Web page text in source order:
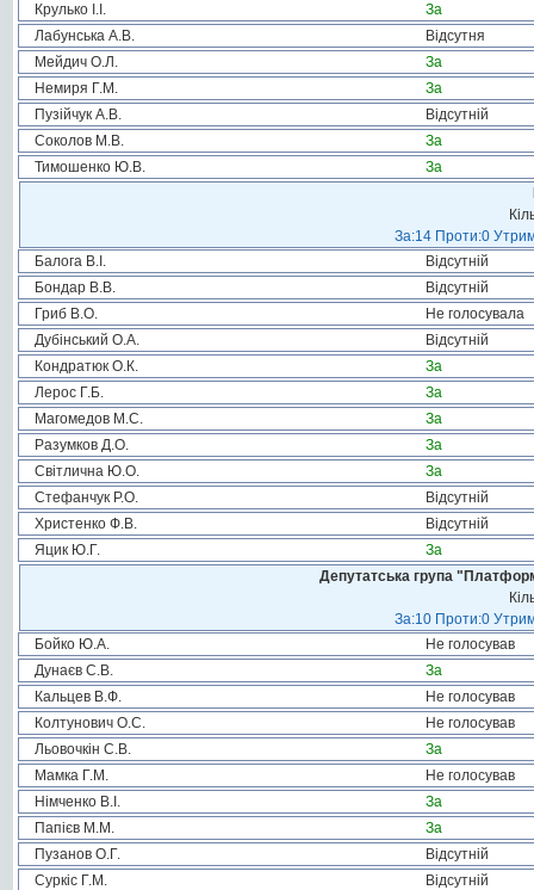
Крулько І.І.
За
Лабунська А.В.
Відсутня
Мейдич О.Л.
За
Немиря Г.М.
За
Пузійчук А.В.
Відсутній
Соколов М.В.
За
Тимошенко Ю.В.
За
За:14 Проти:0
Балога В.І.
Відсутній
Бондар В.В.
Відсутній
Гриб В.О.
Не голосувала
Дубінський О.А.
Відсутній
Кондратюк О.К.
За
Лерос Г.Б.
За
Магомедов М.С.
За
Разумков Д.О.
За
Світлична Ю.О.
За
Стефанчук Р.О.
Відсутній
Христенко Ф.В.
Відсутній
Яцик Ю.Г.
За
Депутатська група
За:10 Проти:0
Бойко Ю.А.
Не голосував
Дунаєв С.В.
За
Кальцев В.Ф.
Не голосував
Колтунович О.С.
Не голосував
Льовочкін С.В.
За
Мамка Г.М.
Не голосував
Німченко В.І.
За
Папієв М.М.
За
Пузанов О.Г.
Відсутній
Суркіс Г.М.
Відсутній